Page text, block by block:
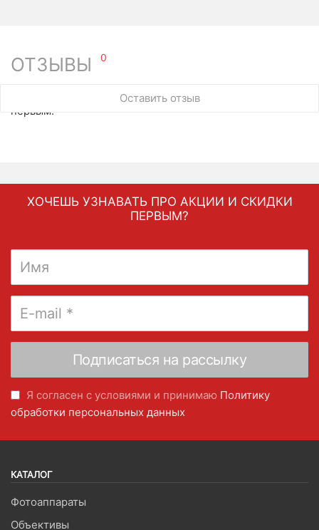
ОТЗЫВЫ 0
Оставить отзыв
У этого товара нет ни одного отзыва. Вы можете стать
первым.
ХОЧЕШЬ УЗНАВАТЬ ПРО АКЦИИ И СКИДКИ
ПЕРВЫМ?
Я согласен с условиями и принимаю Политику
обработки персональных данных
КАТАЛОГ
Фотоаппараты
Объективы